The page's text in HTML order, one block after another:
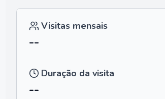
Visitas mensais
--
Duração da visita
--